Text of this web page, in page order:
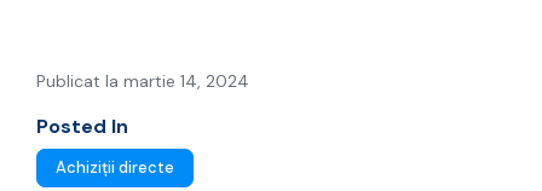
Publicat la martie 14, 2024
Posted In
Achiziții directe